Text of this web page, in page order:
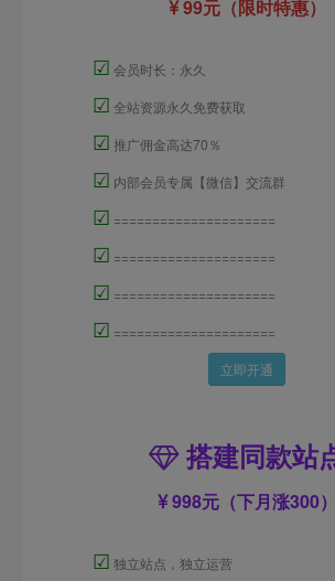
99元（限时特惠）
☑ 会员时长：永久
☑ 全站资源永久免费获取
☑ 推广佣金高达70％
☑ 内部会员专属【微信】交流群
☑ =====================
☑ =====================
☑ =====================
☑ =====================
立即开通
搭建同款站
998元（下月涨300）
☑ 独立站点，独立运营